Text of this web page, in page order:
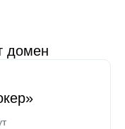
домен